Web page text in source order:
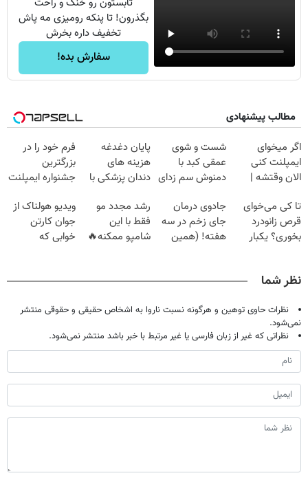
بگذرون! تا پنکه رومیزی مه پاش
تخفیف داره بخرش
سفارش بده!
مطالب پیشنهادی
اگر میخوای
ایمپلنت کنی
الان وقتشه |
میلیون تومان!!!
شست و شوی
عمقی کبد با
دمنوش سم زدای
پایان دغدغه
هزینه های
دندان پزشکی با
خانگی
فرم خود را در
بزرگترین
جشنواره ایمپلنت
فقط ۲۵ میلیون
تا کی می‌خوای
قرص زانودرد
بخوری؟ یکبار
جادوی درمان
جای زخم در سه
هفته! (همین
رشد مجدد مو
فقط با این
شامپو ممکنه🔥
ویدیو هولناک از
جوان کارتن
خوابی که
نظر شما
نظرات حاوی توهین و هرگونه نسبت ناروا به اشخاص حقیقی و حقوقی منتشر
نمی‌شود.
نظراتی که غیر از زبان فارسی یا غیر مرتبط با خبر باشد منتشر نمی‌شود.